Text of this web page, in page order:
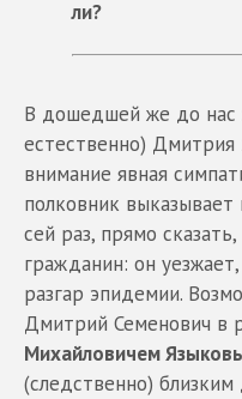
ли?
В дошедшей же до нас
естественно)
внимание явная
полковник
сей раз, прямо
гражданин: он
разгар эпидемии.
Дмитрий Семенович в
Михайловичем
(следственно)